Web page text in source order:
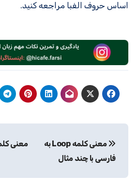
اساس حروف الفبا مراجعه کنید.
نوشته
معنی کلمه Loop به
فارسی با چند مثال